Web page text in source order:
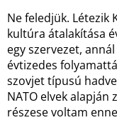
Ne feledjük. Létezik
kultúra átalakítása
egy szervezet,
évtizedes
szovjet típusú
NATO elvek
részese voltam